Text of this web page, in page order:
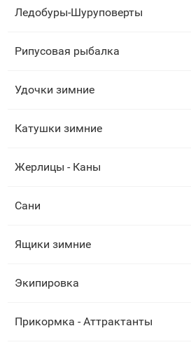
Ледобуры-Шуруповерты
Рипусовая рыбалка
Удочки зимние
Катушки зимние
Жерлицы - Каны
Сани
Ящики зимние
Экипировка
Прикормка - Аттрактанты